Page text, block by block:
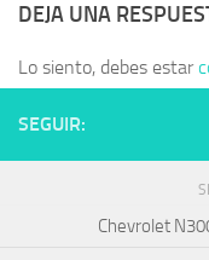
DEJA UNA
Lo siento, debes estar
SEGUIR:
Chevrolet